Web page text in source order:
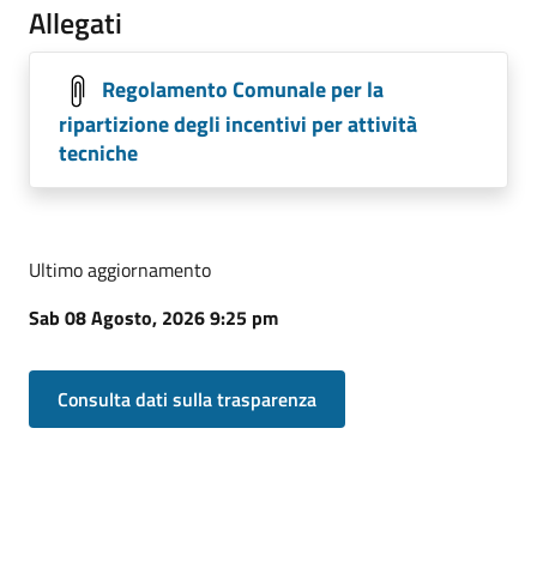
Allegati
Regolamento Comunale per la
ripartizione degli incentivi per attività
tecniche
Ultimo aggiornamento
Sab 08 Agosto, 2026 9:25 pm
Consulta dati sulla trasparenza